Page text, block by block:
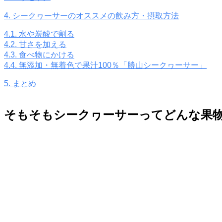
4. シークヮーサーのオススメの飲み方・摂取方法
4.1. 水や炭酸で割る
4.2. 甘さを加える
4.3. 食べ物にかける
4.4. 無添加・無着色で果汁100％「勝山シークヮーサー」
5. まとめ
そもそもシークヮーサーってどんな果